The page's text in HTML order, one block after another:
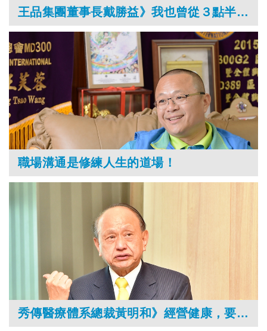
王品集團董事長戴勝益》我也曾從３點半的日子熬過來
職場溝通是修練人生的道場！
秀傳醫療體系總裁黃明和》經營健康，要做就要做到最好！